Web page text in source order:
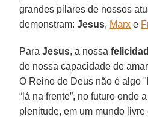
grandes pilares de nossos
demonstram:Jesus, Marx e
ParaJesus, a nossa
de nossa capacidade de
O Reino de Deus não é algo
“lá na frente”, no futuro onde
plenitude, em um mundo